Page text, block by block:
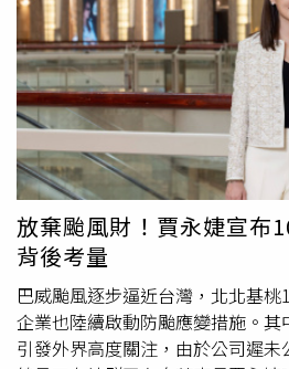
11日暫停營業。【YES LIFE 裕隆
11日暫停營業。
天；宏匯廣場也表示，為保障顧
日暫停營業。台北101同步宣布，
大樓高空餐廳7月11日全面停止營
風影響，宣布7月11日暫停營業一
菸、南西、新店、台中480、台南
營業；設於各百貨商場內的門市
營業安排辦理。微風集團則配合
下微風廣場、微風南京、微風信
微風台北車站及微風東岸等館別
後續恢復營運時間將視天候狀況，
台公布。除了11日全面停業的百
7月10日起調整營運。三井不動產
林口及LaLaport南港於10日下午5
放棄颱風財！賈永婕宣
背後考量
巴威颱風逐步逼近台灣，北北基
企業也陸續啟動防颱應變措施。
引發外界高度關注，由於公司遲